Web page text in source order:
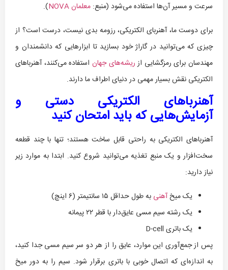
سرعت و مسیر آن‌ها استفاده می‌شود (منبع: معلمان NOVA
).
برای دوست ما، آهنربای الکتریکی، رزومه بدی نیست، درست است؟ از
چیزی که می‌توانید در گاراژ خود بسازید تا ابزارهایی که دانشمندان و
مهندسان برای رمزگشایی از ریشه‌های جهان استفاده می‌کنند، آهنرباهای
الکتریکی نقش بسیار مهمی در دنیای اطراف ما دارند.
آهنرباهای الکتریکی دستی و
آزمایش‌هایی که باید امتحان کنید
آهنرباهای الکتریکی به راحتی قابل ساخت هستند؛ تنها با چند قطعه
سخت‌افزار و یک منبع تغذیه می‌توانید شروع کنید. ابتدا به موارد زیر
نیاز دارید:
یک میخآهنی به طول حداقل ۱۵ سانتیمتر (۶ اینچ)
یک رشته سیم مسی عایق‌دار با قطر ۲۲ پیمانه
یک باتری D-cell
پس از جمع‌آوری این موارد، عایق را از هر دو سر سیم مسی جدا کنید،
به اندازه‌ای که اتصال خوبی با باتری برقرار شود. سیم را به دور میخ